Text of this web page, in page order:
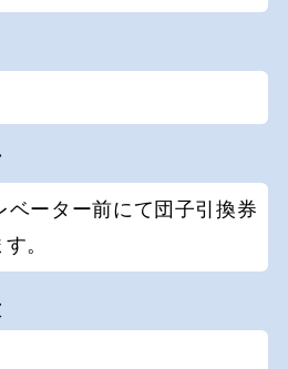
ベーター前にて団子引換券
。